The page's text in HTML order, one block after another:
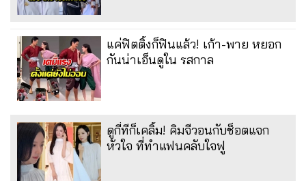
แค่ฟิตติ้งก็ฟินแล้ว! เก้า-พาย หยอก
กันน่าเอ็นดูใน รสกาล
ดูกี่ทีก็เคลิ้ม! คิมจีวอนกับช็อตแจก
หัวใจ ที่ทำแฟนคลับใจฟู